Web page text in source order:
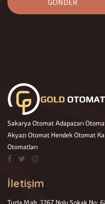
Sakarya OtomatAdapazarı
Akyazı Otomat Hendek Otomat
Otomatları
İletişim